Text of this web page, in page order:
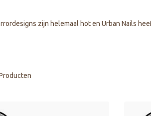
te
zijn helemaal hot en Urban Nails